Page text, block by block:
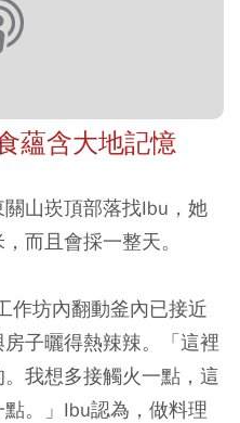
蘊含大地記憶
山崁頂部落找Ibu，她
而且會採一整天。
作坊內翻動釜內已接近
子曬得熱辣辣。「這裡
我想多接觸火一點，這
。」Ibu認為，做料理